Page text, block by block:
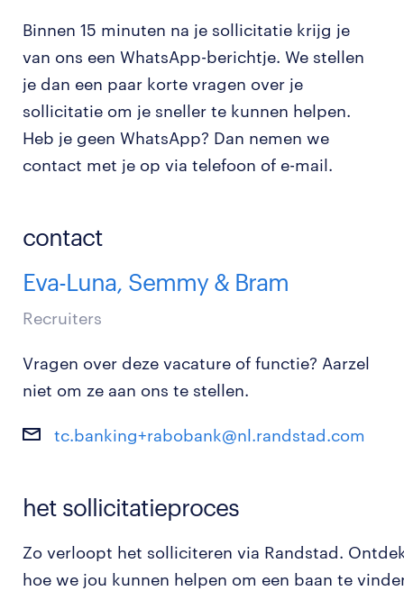
Binnen 15 minuten na je sollicitatie krijg je
van ons een WhatsApp-berichtje. We stellen
je dan een paar korte vragen over je
sollicitatie om je sneller te kunnen helpen.
Heb je geen WhatsApp? Dan nemen we
contact met je op via telefoon of e-mail.
contact
Eva-Luna, Semmy & Bram
Recruiters
Vragen over deze vacature of functie? Aarzel
niet om ze aan ons te stellen.
tc.banking+rabobank@nl.randstad.com
het sollicitatieproces
Zo verloopt het solliciteren via Randstad.
hoe we jou kunnen helpen om een baan te